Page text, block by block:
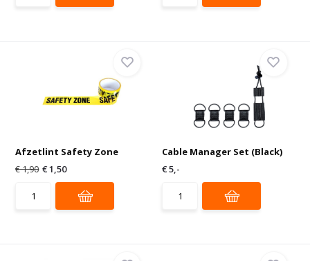
Afzetlint Safety Zone
€ 1,90 € 1,50
Cable Manager Set (Black)
€ 5,-